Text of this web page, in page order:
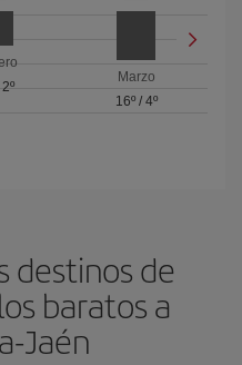
2º
Marzo
16º/ 4º
destinos de
baratos a
Jaén